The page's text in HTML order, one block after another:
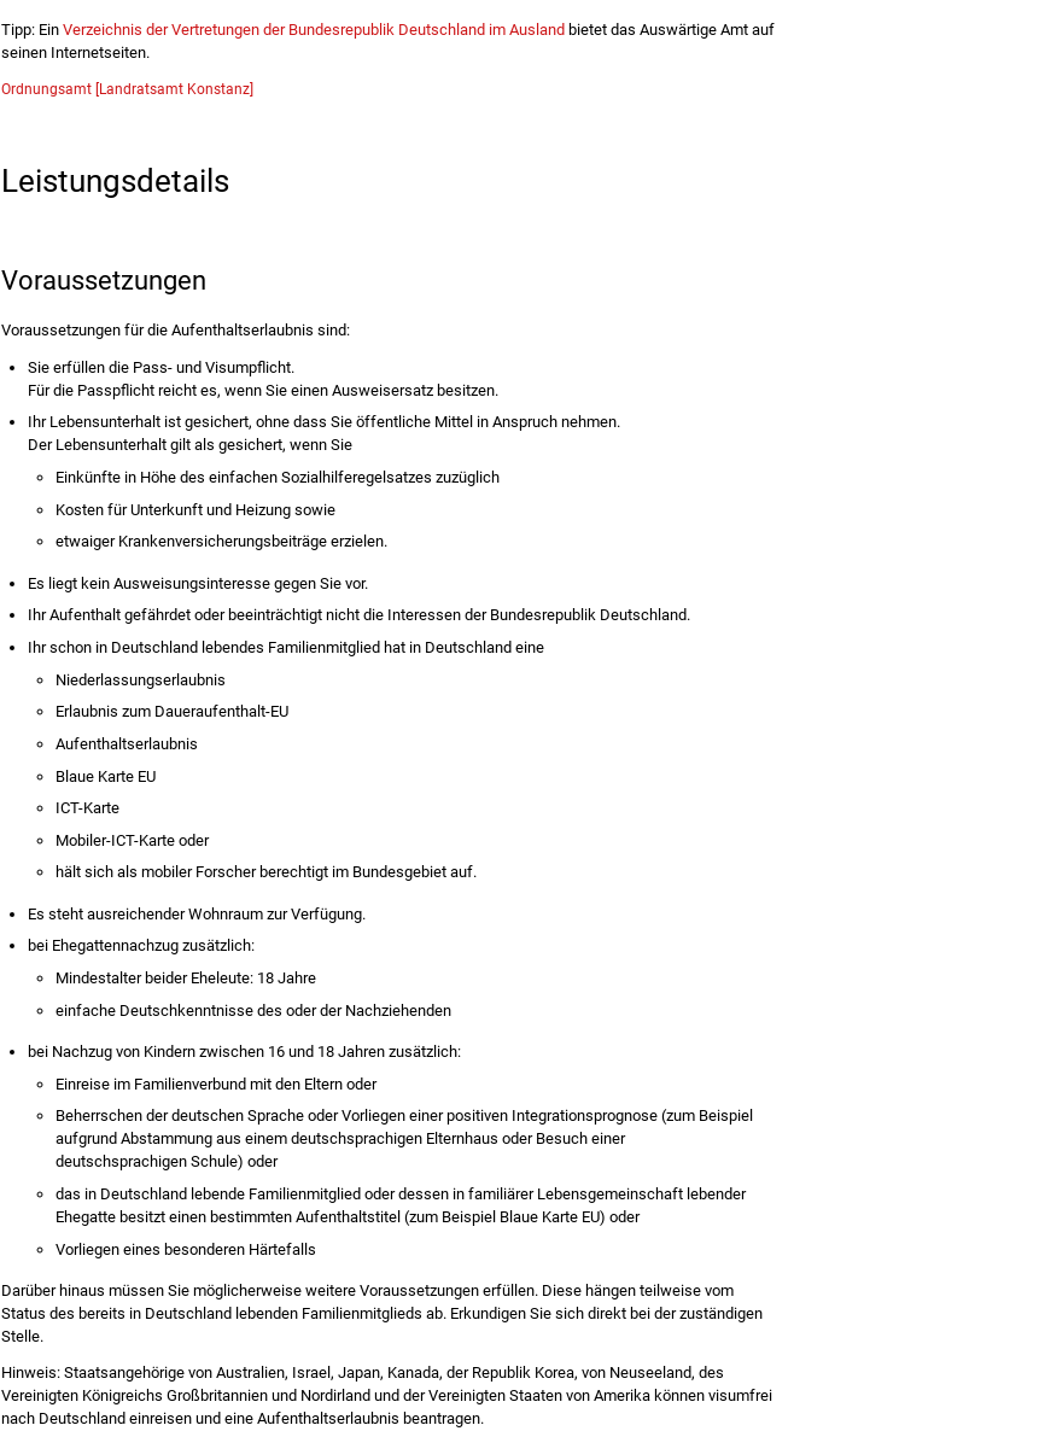
Tipp: Ein Verzeichnis der Vertretungen der Bundesrepublik Deutschland im Ausland bietet das Auswärtige Amt auf
seinen Internetseiten.
Ordnungsamt [Landratsamt Konstanz]
Leistungsdetails
Voraussetzungen
Voraussetzungen für die Aufenthaltserlaubnis sind:
Sie erfüllen die Pass- und Visumpflicht.
Für die Passpflicht reicht es, wenn Sie einen Ausweisersatz besitzen.
Ihr Lebensunterhalt ist gesichert, ohne dass Sie öffentliche Mittel in Anspruch nehmen.
Der Lebensunterhalt gilt als gesichert, wenn Sie
Einkünfte in Höhe des einfachen Sozialhilferegelsatzes zuzüglich
Kosten für Unterkunft und Heizung sowie
etwaiger Krankenversicherungsbeiträge erzielen.
Es liegt kein Ausweisungsinteresse gegen Sie vor.
Ihr Aufenthalt gefährdet oder beeinträchtigt nicht die Interessen der Bundesrepublik Deutschland.
Ihr schon in Deutschland lebendes Familienmitglied hat in Deutschland eine
Niederlassungserlaubnis
Erlaubnis zum Daueraufenthalt-EU
Aufenthaltserlaubnis
Blaue Karte EU
ICT-Karte
Mobiler-ICT-Karte oder
hält sich als mobiler Forscher berechtigt im Bundesgebiet auf.
Es steht ausreichender Wohnraum zur Verfügung.
bei Ehegattennachzug zusätzlich:
Mindestalter beider Eheleute: 18 Jahre
einfache Deutschkenntnisse des oder der Nachziehenden
bei Nachzug von Kindern zwischen 16 und 18 Jahren zusätzlich:
Einreise im Familienverbund mit den Eltern oder
Beherrschen der deutschen Sprache oder Vorliegen einer positiven Integrationsprognose(zum Beispiel
aufgrund Abstammung aus einem deutschsprachigen Elternhaus oder Besuch einer
deutschsprachigen Schule) oder
das in Deutschland lebende Familienmitglied oder dessen in familiärer Lebensgemeinschaft lebender
Ehegatte besitzt einen bestimmten Aufenthaltstitel (zum Beispiel Blaue Karte EU) oder
Vorliegen eines besonderen Härtefalls
Darüber hinaus müssen Sie möglicherweise weitere Voraussetzungen erfüllen.Diese hängen teilweise vom
Status des bereits in Deutschland lebenden Familienmitglieds ab.Erkundigen Sie sich direkt bei der zuständigen
Stelle.
Hinweis: Staatsangehörige von Australien, Israel, Japan, Kanada, der Republik Korea, von Neuseeland, des
Vereinigten Königreichs Großbritannien und Nordirland und der Vereinigten Staaten von Amerika können visumfrei
nach Deutschland einreisen und eine Aufenthaltserlaubnis beantragen.